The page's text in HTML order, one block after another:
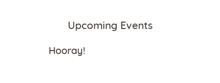
Upcoming Events
Hooray!